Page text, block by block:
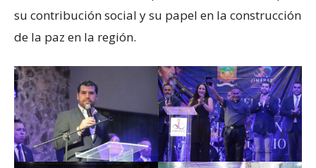
su contribución social y su papel en la construcción
de la paz en la región.